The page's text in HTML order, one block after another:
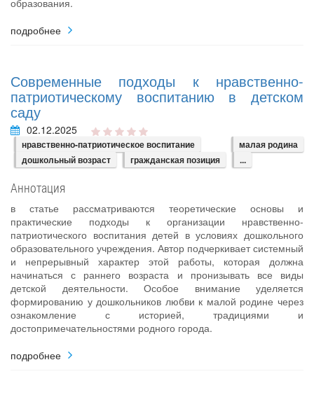
подробнее
Современные подходы к нравственно-
патриотическому воспитанию в детском
саду
02.12.2025
нравственно-патриотическое воспитание
малая родина
дошкольный возраст
гражданская позиция ...
Аннотация
в статье рассматриваются теоретические основы и
практические подходы к организации нравственно-
патриотического воспитания детей в условиях дошкольного
образовательного учреждения. Автор подчеркивает системный
и непрерывный характер этой работы, которая должна
начинаться с раннего возраста и пронизывать все виды
детской деятельности. Особое внимание уделяется
формированию у дошкольников любви к малой родине через
ознакомление с историей, традициями и
достопримечательностями родного города.
подробнее